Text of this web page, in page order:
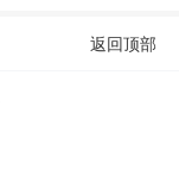
返回顶部